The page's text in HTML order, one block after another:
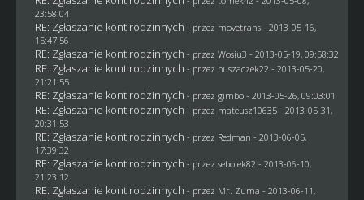
23:58:04
RE: Zgłaszanie kont rodzinnych - przez movetrans- 2013-05-16,
15:47:56
RE: Zgłaszanie kont rodzinnych - przez Wosiu3 - 2013-05-19, 09:58:32
RE: Zgłaszanie kont rodzinnych - przez buszaczek22 - 2013-05-20,
21:21:55
RE: Zgłaszanie kont rodzinnych - przez gimbo- 2013-05-26, 09:03:01
RE: Zgłaszanie kont rodzinnych - przez mateusz10635- 2013-05-31,
20:31:53
RE: Zgłaszanie kont rodzinnych - przez Redman - 2013-06-05,
17:39:32
RE: Zgłaszanie kont rodzinnych - przez sebolek82 - 2013-06-10,
21:23:12
RE: Zgłaszanie kont rodzinnych - przez Mr. Zuma - 2013-06-11,